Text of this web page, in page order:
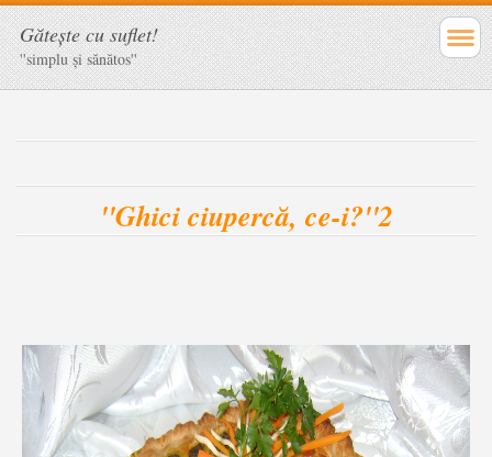
Găteşte cu suflet!
''simplu şi sănătos''
''Ghici ciupercă, ce-i?''2